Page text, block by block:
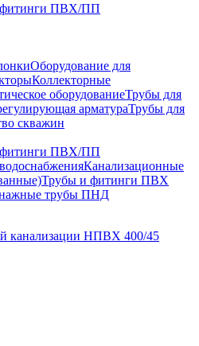
фитинги ПВХ/ПП
Оборудование для
Коллекторные
оборудованиеТрубы для
арматураТрубы для
скважин
фитинги ПВХ/ПП
Канализационные
Трубы и фитинги ПВХ
трубы ПНД